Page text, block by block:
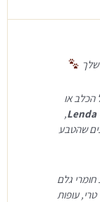
שלך
או
Lenda
,
שהטבע
המתכונים ההוליסטיים שלנו מיוצרים מ-100% חומרי גלם
עופות